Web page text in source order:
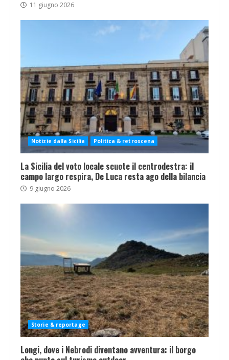
11 giugno 2026
Notizie dalla Sicilia Politica & retroscena
La Sicilia del voto locale scuote il centrodestra: il
campo largo respira, De Luca resta ago della bilancia
9 giugno 2026
Storie & reportage
Longi, dove i Nebrodi diventano avventura: il borgo